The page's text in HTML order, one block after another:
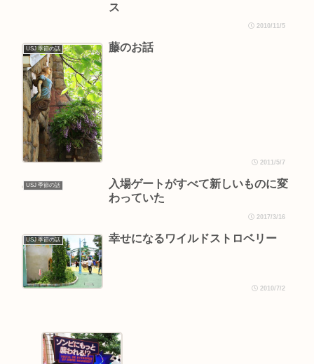
ス
2010/11/5
USJ 季節の話 藤のお話
2011/5/7
USJ 季節の話
入場ゲートがすべて新しいものに変
わっていた
2017/3/16
USJ 季節の話 幸せになるワイルドストロベリー
2010/7/2